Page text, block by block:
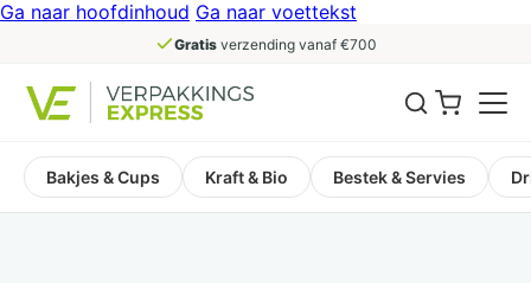
Ga naar hoofdinhoud Ga naar voettekst
Gratisverzending vanaf €700
Bakjes & Cups Kraft & Bio Bestek & Servies